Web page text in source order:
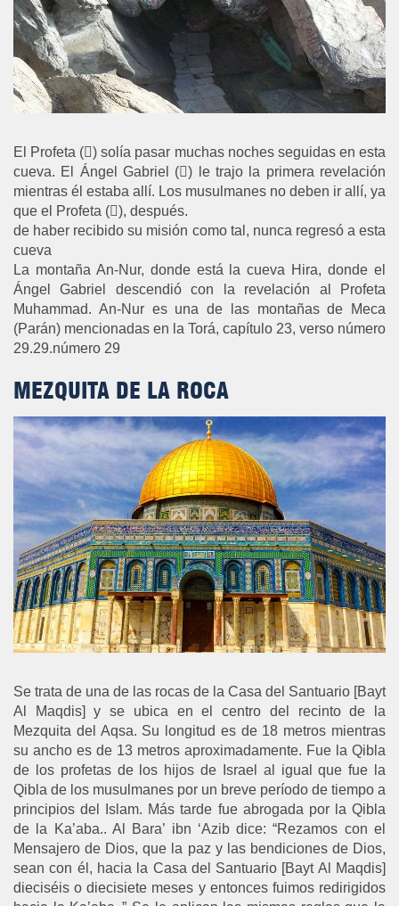
El Profeta () solía pasar muchas noches seguidas en esta
cueva. El Ángel Gabriel () le trajo la primera revelación
mientras él estaba allí. Los musulmanes no deben ir allí, ya
que el Profeta (), después.
de haber recibido su misión como tal, nunca regresó a esta
cueva
La montaña An-Nur, donde está la cueva Hira, donde el
Ángel Gabriel descendió con la revelación al Profeta
Muhammad. An-Nur es una de las montañas de Meca
(Parán) mencionadas en la Torá, capítulo 23, verso número
29.29.número 29
MEZQUITA DE LA ROCA
Se trata de una de las rocas de la Casa del Santuario [Bayt
Al Maqdis] y se ubica en el centro del recinto de la
Mezquita del Aqsa. Su longitud es de 18 metros mientras
su ancho es de 13 metros aproximadamente. Fue la Qibla
de los profetas de los hijos de Israel al igual que fue la
Qibla de los musulmanes por un breve período de tiempo a
principios del Islam. Más tarde fue abrogada por la Qibla
de la Ka’aba.. Al Bara’ ibn ‘Azib dice: “Rezamos con el
Mensajero de Dios, que la paz y las bendiciones de Dios,
sean con él, hacia la Casa del Santuario [Bayt Al Maqdis]
dieciséis o diecisiete meses y entonces fuimos redirigidos